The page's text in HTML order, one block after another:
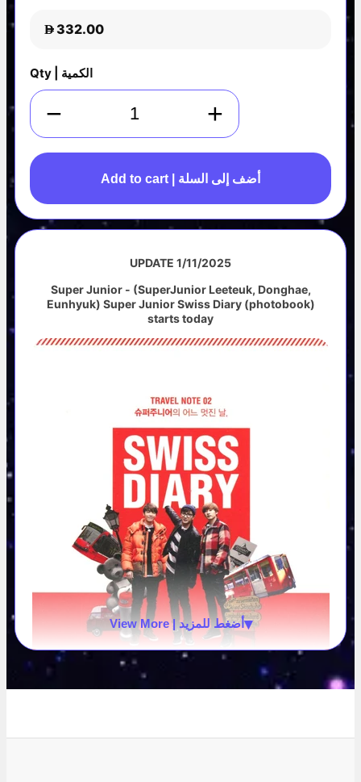
D332.00
Qty | الكمية
− +
Add to cart | أضف إلى السلة
UPDATE 1/11/2025
Super Junior - (SuperJunior Leeteuk, Donghae,
Eunhyuk) Super Junior SwissDiary (photobook)
starts today
View More | أضغط للمزيد▾